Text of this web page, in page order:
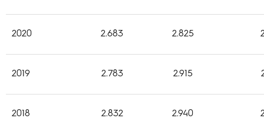
2020 2.683 2.825
2019 2.783 2.915
2018 2.832 2.940